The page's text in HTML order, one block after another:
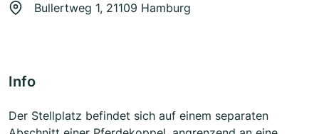
Bullertweg 1, 21109 Hamburg
Info
Der Stellplatz befindet sich auf einem separaten